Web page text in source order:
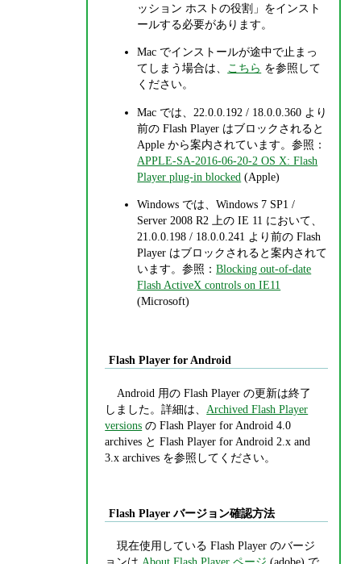
ッション ホストの役割」をインスト
ールする必要があります。
Mac でインストールが途中で止まっ
てしまう場合は、
こちら を参照して
ください。
Mac では、22.0.0.192 / 18.0.0.360 より
前の Flash Player はブロックされると
Apple から案内されています。参照：
APPLE-SA-2016-06-20-2 OS X: Flash
Player plug-in blocked (Apple)
Windows では、Windows 7 SP1 /
Server 2008 R2 上の IE 11 において、
21.0.0.198 / 18.0.0.241 より前の Flash
Player はブロックされると案内されて
います。参照：Blocking out-of-date
Flash ActiveX controls on IE11
(Microsoft)
Flash Player for Android
Android 用の Flash Player の更新は終了
しました。詳細は、 Archived Flash Player
versions の Flash Player for Android 4.0
archives と Flash Player for Android 2.x and
3.x archives を参照してください。
Flash Player バージョン確認方法
現在使用している Flash Player のバージ